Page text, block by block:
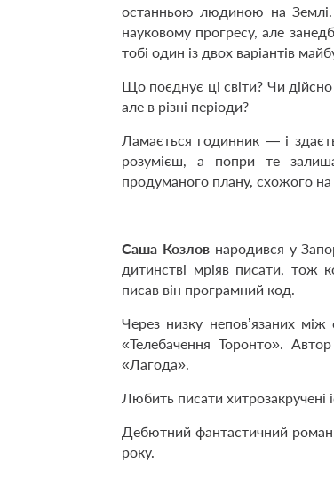
останньою людиною на
науковому прогресу, але
тобі один із двох варіантів
Що поєднує ці світи? Чи
але в різні періоди?
Ламається годинник — і
розумієш, а попри те
продуманого плану, схожого на
Саша Козловнародився у
дитинстві мріяв писати, тож
писав він програмний код.
Через низку неповʼязаних
«Телебачення Торонто».
«Лагода».
Любить писати хитрозакручені
Дебютний фантастичний
року.